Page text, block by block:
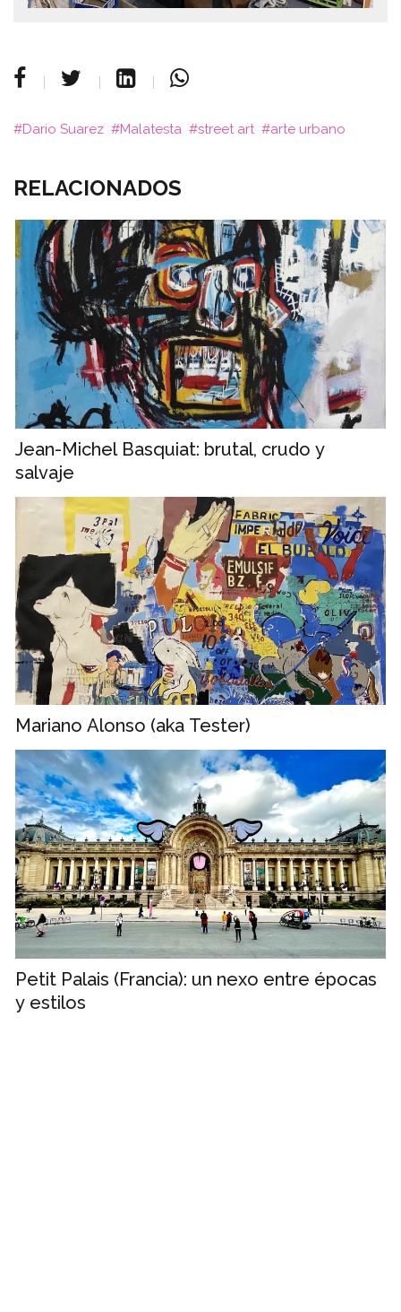
Dario Suarez Malatesta street art arte urbano
RELACIONADOS
Jean-Michel Basquiat: brutal, crudo y
salvaje
Mariano Alonso (aka Tester)
Petit Palais (Francia): un nexo entre épocas
y estilos